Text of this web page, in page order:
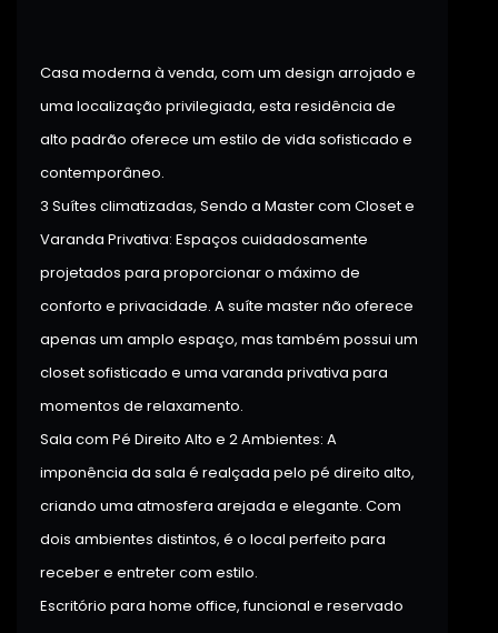
Casa moderna à venda, com um design arrojado e
uma localização privilegiada, esta residência de
alto padrão oferece um estilo de vida sofisticado e
contemporâneo.
3 Suítes climatizadas, Sendo a Master com Closet e
Varanda Privativa: Espaços cuidadosamente
projetados para proporcionar o máximo de
conforto e privacidade. A suíte master não oferece
apenas um amplo espaço, mas também possui um
closet sofisticado e uma varanda privativa para
momentos de relaxamento.
Sala com Pé Direito Alto e 2 Ambientes: A
imponência da sala é realçada pelo pé direito alto,
criando uma atmosfera arejada e elegante. Com
dois ambientes distintos, é o local perfeito para
receber e entreter com estilo.
Escritório para home office, funcional e reservado